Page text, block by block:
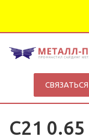
С21